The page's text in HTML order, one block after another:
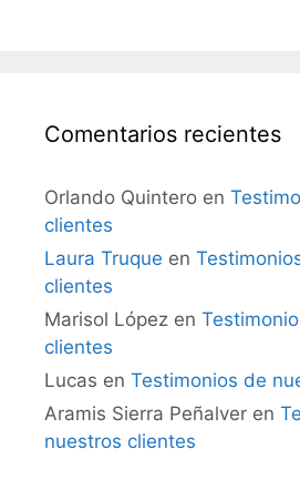
Comentarios recientes
Orlando Quintero en
clientes
Laura Truque en
clientes
Marisol López en
clientes
Lucas en Testimonios de
Aramis Sierra Peñalver en
nuestros clientes